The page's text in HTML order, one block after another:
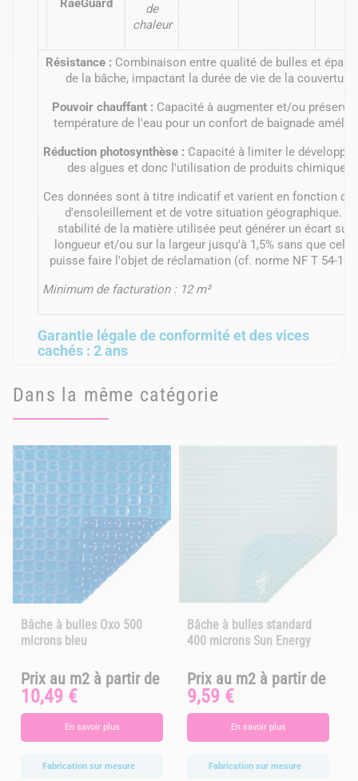
RaeGuard
de
chaleur
Résistance : Combinaison entre qualité de bulles et
de la bâche, impactant la durée de vie de la couverture.
Pouvoir chauffant : Capacité à augmenter et/ou
température de l'eau pour un confort de baignade
Réduction photosynthèse : Capacité à limiter le
des algues et donc l'utilisation de produits chimiques.
Ces données sont à titre indicatif et varient en fonction du
d'ensoleillement et de votre situation géographique. La
stabilité de la matière utilisée peut générer un écart sur
longueur et/ou sur la largeur jusqu'à 1,5% sans que cela
puisse faire l'objet de réclamation (cf. norme NF T 54-
Minimum de facturation : 12 m²
Garantie légale de conformité et des vices
cachés : 2 ans
Dans la même catégorie
Bâche à bulles Oxo 500
microns bleu
Prix
Prix au m2 à partir de
10,49 €
En savoir plus
Fabrication sur mesure
Bâche à bulles standard
400 microns Sun Energy
Prix
Prix au m2 à partir de
9,59 €
En savoir plus
Fabrication sur mesure